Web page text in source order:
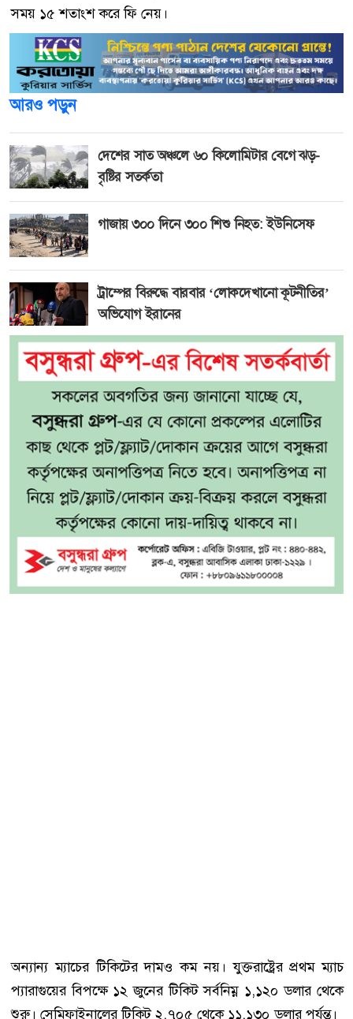
সময় ১৫ শতাংশ করে ফি নেয়।
আরও পড়ুন
দেশের সাত অঞ্চলে ৬০ কিলোমিটার বেগে ঝড়-
বৃষ্টির সতর্কতা
গাজায় ৩০০ দিনে ৩০০ শিশু নিহত: ইউনিসেফ
ট্রাম্পের বিরুদ্ধে বারবার ‘লোকদেখানো কূটনীতির’
অভিযোগ ইরানের
অন্যান্য ম্যাচের টিকিটের দামও কম নয়। যুক্তরাষ্ট্রের প্রথম ম্যাচ
প্যারাগুয়ের বিপক্ষে ১২ জুনের টিকিট সর্বনিম্ন ১,১২০ ডলার থেকে
শুরু। সেমিফাইনালের টিকিট ২,৭০৫ থেকে ১১,১৩০ ডলার পর্যন্ত।